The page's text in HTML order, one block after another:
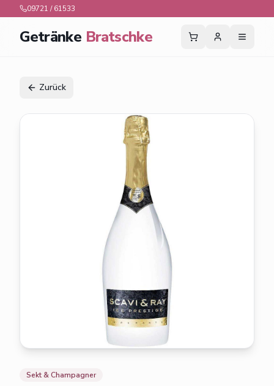
09721 / 61533
Getränke Bratschke
Zurück
Sekt & Champagner